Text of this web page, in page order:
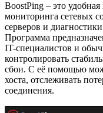
BoostPing – это
мониторинга сетевых
серверов и
Программа
IT-специалистов и
контролировать
сбои. С её помощью
хоста, отслеживать
соединения.